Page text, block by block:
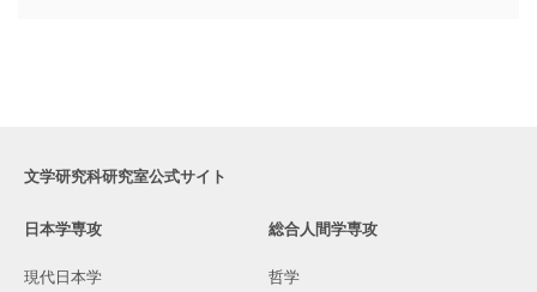
文学研究科研究室公式サイト
日本学専攻
現代日本学
総合人間学専攻
哲学